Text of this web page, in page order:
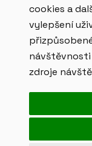
cookies a
vylepšení
zdroje
Pište,
+420 734